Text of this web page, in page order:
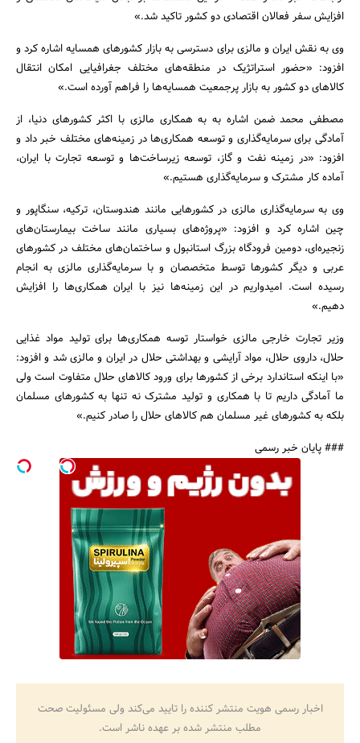
افزایش سفر فعالان اقتصادی دو کشور تاکید شد.»
وی به نقش ایران و مالزی برای دسترسی به بازار کشورهای همسایه اشاره کرد و
افزود: «حضور استراتژیک در منطقه‌های مختلف جغرافیایی امکان انتقال
کالاهای دو کشور به بازار پرجمعیت همسایه‌ها را فراهم آورده است.»
مصطفی محمد ضمن اشاره به به همکاری مالزی با اکثر کشورهای دنیا، از
آمادگی برای سرمایه‌گذاری و توسعه همکاری‌ها در زمینه‌های مختلف خبر داد و
افزود: «در زمینه نفت و گاز، توسعه زیرساخت‌ها و توسعه تجارت با ایران،
آماده کار مشترک و سرمایه‌گذاری هستیم.»
وی به سرمایه‌گذاری مالزی در کشورهایی مانند هندوستان، ترکیه، سنگاپور و
چین اشاره کرد و افزود: «پروژه‌های بسیاری مانند ساخت بیمارستان‌های
زنجیره‌ای، دومین فرودگاه بزرگ استانبول و ساختمان‌های مختلف در کشورهای
عربی و دیگر کشورها توسط متخصصان و با سرمایه‌گذاری مالزی به انجام
رسیده است. امیدواریم در این زمینه‌ها نیز با ایران همکاری‌ها را افزایش
دهیم.»
وزیر تجارت خارجی مالزی خواستار توسه همکاری‌ها برای تولید مواد غذایی
حلال، داروی حلال، مواد آرایشی و بهداشتی حلال در ایران و مالزی شد و افزود:
«با اینکه استاندارد برخی از کشورها برای ورود کالاهای حلال متفاوت است ولی
ما آمادگی داریم تا با همکاری و تولید مشترک نه تنها به کشورهای مسلمان
بلکه به کشورهای غیر مسلمان هم کالاهای حلال را صادر کنیم.»
### پایان خبر رسمی
اخبار رسمی هویت منتشر کننده را تایید می‌کند ولی مسئولیت صحت
مطلب منتشر شده بر عهده ناشر است.